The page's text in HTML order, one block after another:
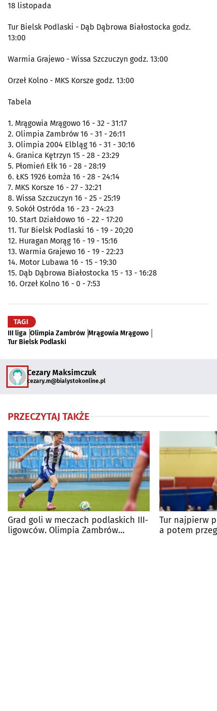
18 listopada
Tur Bielsk Podlaski - Dąb Dąbrowa Białostocka godz.
13:00
Warmia Grajewo - Wissa Szczuczyn godz. 13:00
Orzeł Kolno - MKS Korsze godz. 13:00
Tabela
1. Mrągowia Mrągowo 16 - 32 - 31:17
2. Olimpia Zambrów 16 - 31 - 26:11
3. Olimpia 2004 Elbląg 16 - 31 - 30:16
4. Granica Kętrzyn 15 - 28 - 23:29
5. Płomień Ełk 16 - 28 - 28:19
6. ŁKS 1926 Łomża 16 - 28 - 24:14
7. MKS Korsze 16 - 27 - 32:21
8. Wissa Szczuczyn 16 - 25 - 25:19
9. Sokół Ostróda 16 - 23 - 24:23
10. Start Działdowo 16 - 22 - 17:20
11. Tur Bielsk Podlaski 16 - 19 - 20;20
12. Huragan Morąg 16 - 19 - 15:16
13. Warmia Grajewo 16 - 19 - 22:23
14. Motor Lubawa 16 - 15 - 19:30
15. Dąb Dąbrowa Białostocka 15 - 13 - 16:28
16. Orzeł Kolno 16 - 0 - 7:53
TAGI
III liga Olimpia Zambrów Mrągowia Mrągowo
Tur Bielsk Podlaski
Cezary Maksimczuk
cezary.m@bialystokonline.pl
PRZECZYTAJ TAKŻE
Grad goli w meczach podlaskich III-
ligowców. Olimpia Zambrów
Tur najpierw
a potem